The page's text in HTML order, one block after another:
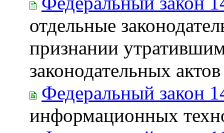
отдельные
признании
законодательных
Федеральный закон
информационных